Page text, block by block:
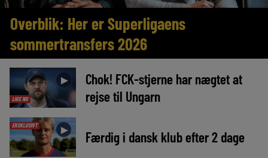
Overblik: Her er Superligaens
sommertransfers 2026
LIGE NU
►
Chok! FCK-stjerne har nægtet at
rejse til Ungarn
EKSKLUSIVT ► Færdig i dansk klub efter 2 dage